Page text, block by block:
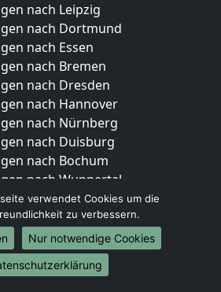
nach Leipzig
nach Dortmund
nach Essen
nach Bremen
nach Dresden
nach Hannover
nach Nürnberg
nach Duisburg
nach Bochum
nach Wuppertal
nach Bielefeld
nach Bonn
nach Münster
verwendet Cookies um die
zu verbessern.
Nur notwendige Cookies